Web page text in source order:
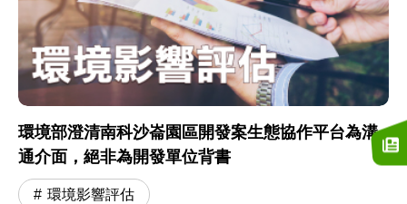
環境部澄清南科沙崙園區開發案生態協作平台為溝
通介面，絕非為開發單位背書
環境影響評估